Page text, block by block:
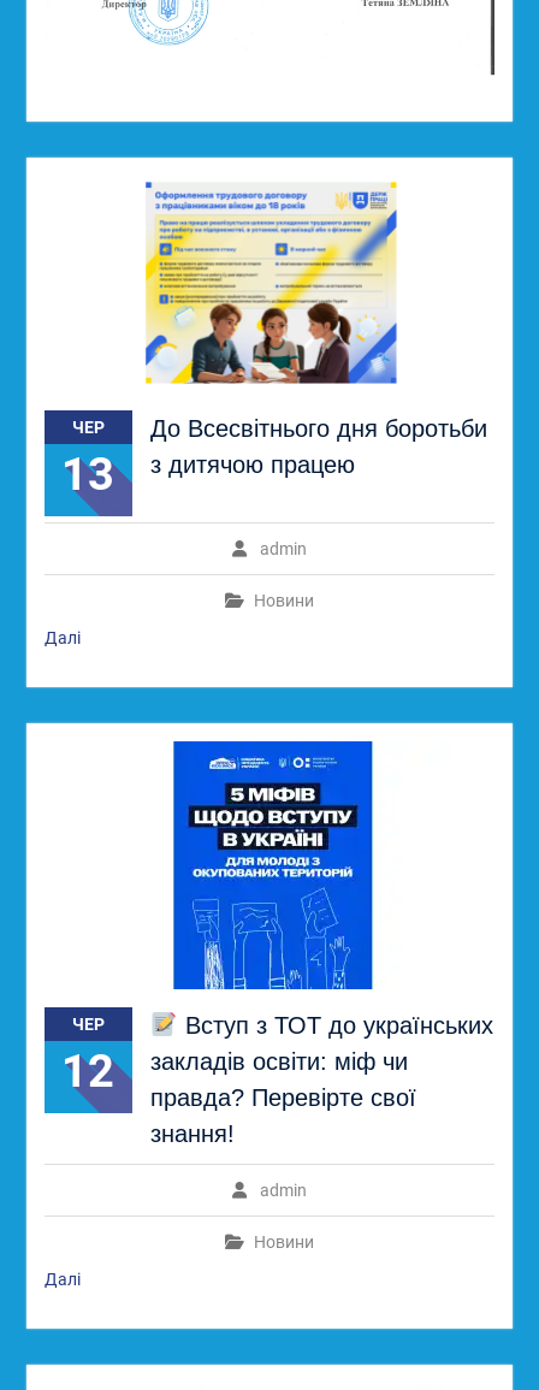
ЧЕР
13
До Всесвітнього дня боротьби
з дитячою працею
admin
Новини
Далі
ЧЕР
12
Вступ з ТОТ до українських
закладів освіти: міф чи
правда? Перевірте свої
знання!
admin
Новини
Далі